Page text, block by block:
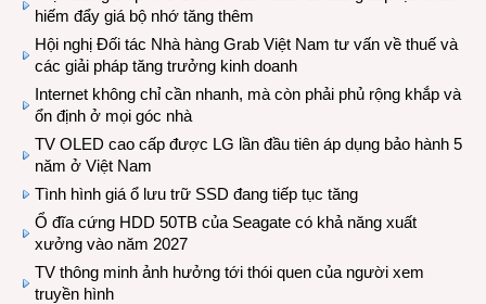
hiếm đẩy giá bộ nhớ tăng thêm
Hội nghị Đối tác Nhà hàng Grab Việt Nam tư vấn về thuế và
các giải pháp tăng trưởng kinh doanh
Internet không chỉ cần nhanh, mà còn phải phủ rộng khắp và
ổn định ở mọi góc nhà
TV OLED cao cấp được LG lần đầu tiên áp dụng bảo hành 5
năm ở Việt Nam
Tình hình giá ổ lưu trữ SSD đang tiếp tục tăng
Ổ đĩa cứng HDD 50TB của Seagate có khả năng xuất
xưởng vào năm 2027
TV thông minh ảnh hưởng tới thói quen của người xem
truyền hình